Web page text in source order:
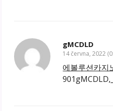
gMCDLD
14 června, 2022
에볼루션카지